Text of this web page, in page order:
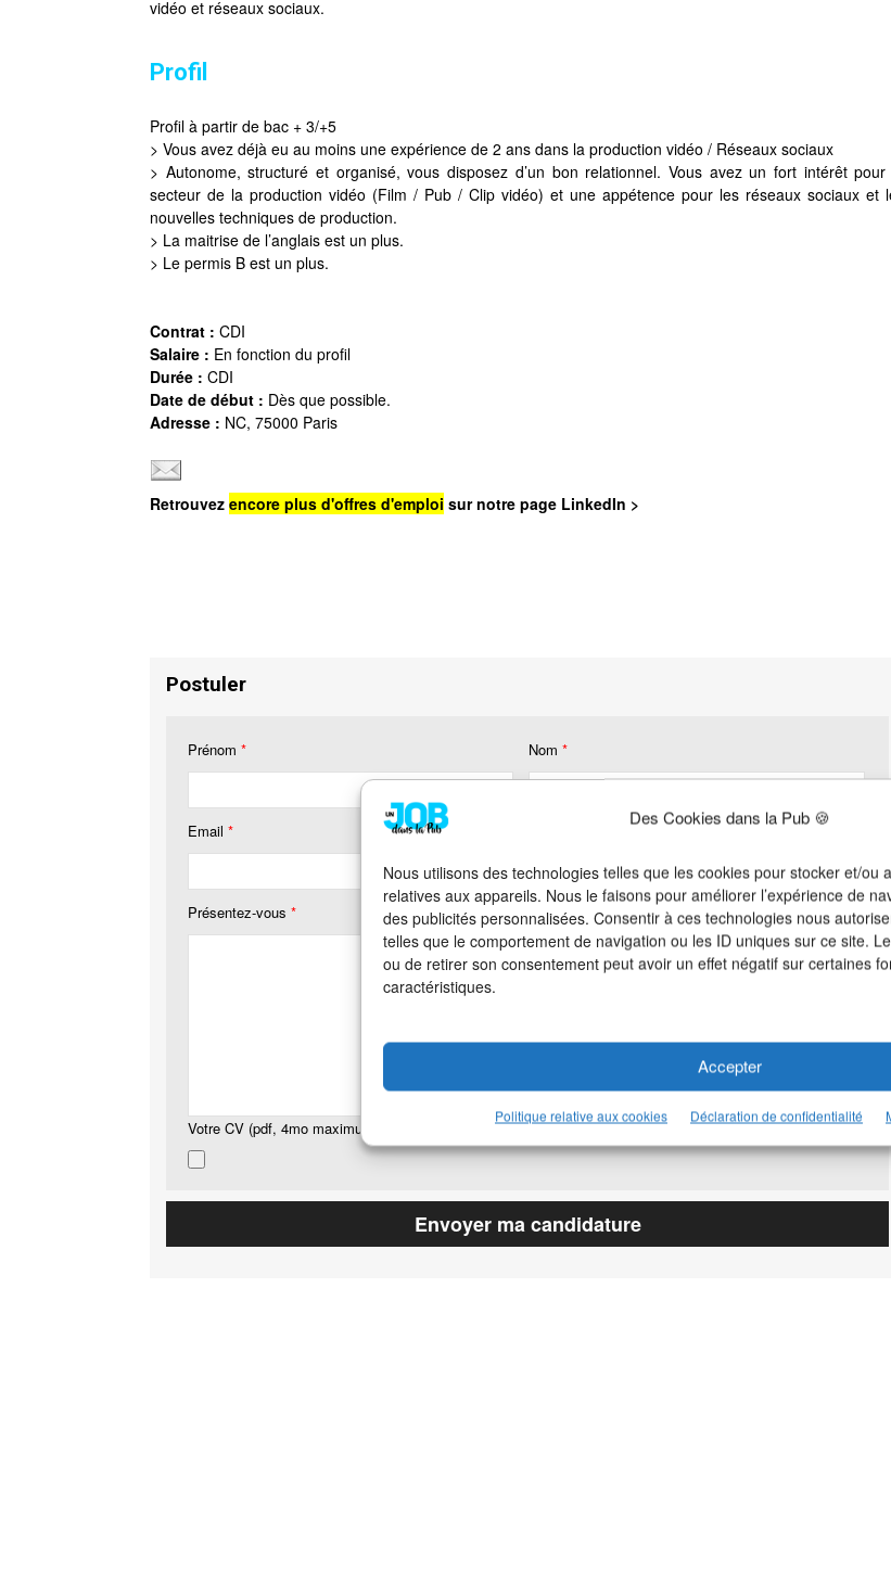
Des Cookies dans la Pub 🍪
Nous utilisons des technologies telles que les cookies pour stocker et/ou
relatives aux appareils. Nous le faisons pour améliorer l’expérience de
des publicités personnalisées. Consentir à ces technologies nous
telles que le comportement de navigation ou les ID uniques sur ce site.
ou de retirer son consentement peut avoir un effet négatif sur certaines
caractéristiques.
Accepter
Politique relative aux cookies Déclaration de confidentialité
vidéo et réseaux sociaux.
Profil
Profil à partir de bac + 3/+5
> Vous avez déjà eu au moins une expérience de 2 ans dans la production vidéo / Réseaux sociaux
> Autonome, structuré et organisé, vous disposez d’un bon relationnel. Vous avez un fort intérêt
secteur de la production vidéo (Film / Pub / Clip vidéo) et une appétence pour les réseaux sociaux et
nouvelles techniques de production.
> La maitrise de l’anglais est un plus.
> Le permis B est un plus.
Contrat : CDI
Salaire : En fonction du profil
Durée : CDI
Date de début : Dès que possible.
Adresse : NC, 75000 Paris
Retrouvez encore plus d'offres d'emploi sur notre page LinkedIn >
Postuler
Prénom * Nom *
Email *
Présentez-vous *
Votre CV (pdf, 4mo maximum)